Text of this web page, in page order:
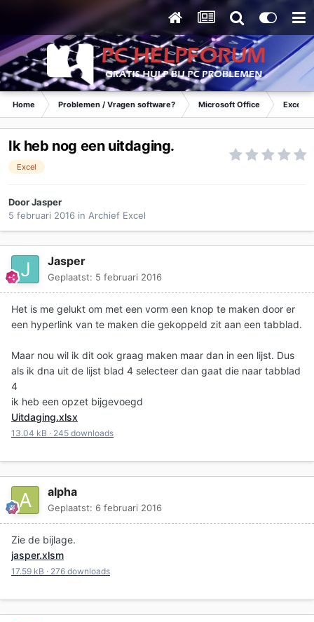
Home Problemen / Vragen software? Microsoft Office Excel
Ik heb nog een uitdaging.
Excel
DoorJasper
5 februari 2016 in Archief Excel
Jasper
Geplaatst: 5 februari 2016
Het is me gelukt om met een vorm een knop te maken door er
een hyperlink van te maken die gekoppeld zit aan een tabblad.
Maar nou wil ik dit ook graag maken maar dan in een lijst. Dus
als ik dna uit de lijst blad 4 selecteer dan gaat die naar tabblad
4
ik heb een opzet bijgevoegd
Uitdaging.xlsx
13.04 kB · 245 downloads
alpha
Geplaatst: 6 februari 2016
Zie de bijlage.
jasper.xlsm
17.59 kB · 276 downloads